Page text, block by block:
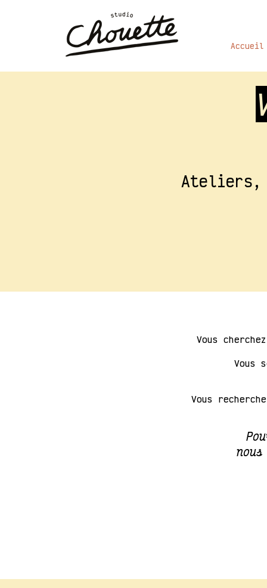
Accueil
Ateliers,
Vous
Vous
Vous